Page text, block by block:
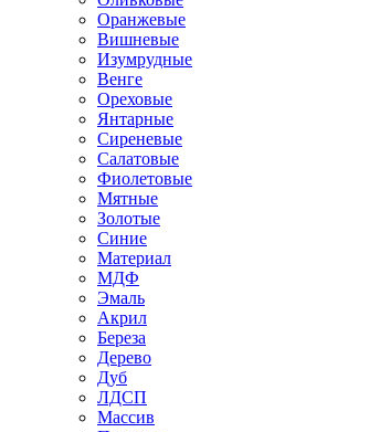
Оранжевые
Вишневые
Изумрудные
Венге
Ореховые
Янтарные
Сиреневые
Салатовые
Фиолетовые
Мятные
Золотые
Синие
Материал
МДФ
Эмаль
Акрил
Береза
Дерево
Дуб
ЛДСП
Массив